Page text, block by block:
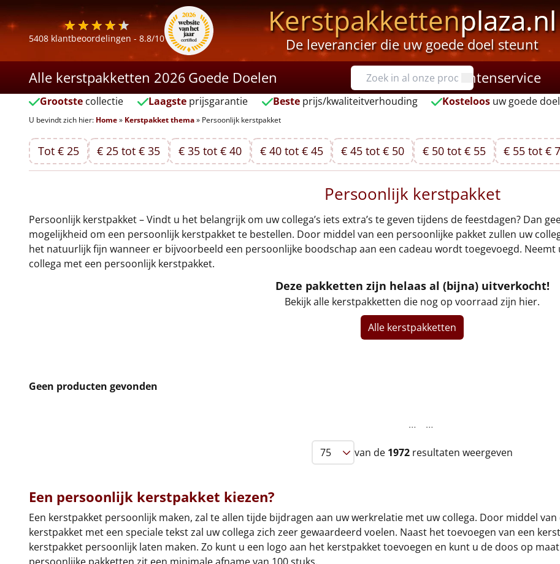
5408 klantbeoordelingen - 8.8/10 Kerstpakkettenplaza.nl
De leverancier die uw goede doel steunt
Alle kerstpakketten 2026 Goede Doelen Klantenservice
Grootste collectie Laagsteprijsgarantie Besteprijs/kwaliteitverhouding Kosteloos uw goede
U bevindt zich hier: Home» Kerstpakket thema» Persoonlijk kerstpakket
Tot € 25 € 25 tot € 35 € 35 tot € 40 € 40 tot € 45 € 45 tot € 50 € 50 tot € 55 € 55 tot €
Persoonlijk kerstpakket
Persoonlijk kerstpakket – Vindt u het belangrijk om uw collega’s iets extra’s te geven tijdens de feestdagen? Dan
mogelijkheid om een persoonlijk kerstpakket te bestellen. Door middel van een persoonlijke pakket zullen uw
het natuurlijk fijn wanneer er bijvoorbeeld een persoonlijke boodschap aan een cadeau wordt toegevoegd. Neemt
collega met een persoonlijk kerstpakket.
Deze pakketten zijn helaas al (bijna) uitverkocht!
Bekijk alle kerstpakketten die nog op voorraad zijn hier.
Alle kerstpakketten
Geen producten gevonden
… …
van de 1972 resultaten weergeven
Een persoonlijk kerstpakket kiezen?
Een kerstpakket persoonlijk maken, zal te allen tijde bijdragen aan uw werkrelatie met uw collega. Door middel
kerstpakket met een speciale tekst zal uw collega zich zeer gewaardeerd voelen. Naast het toevoegen van een
kerstpakket persoonlijk laten maken. Zo kunt u een logo aan het kerstpakket toevoegen en kunt u de doos op